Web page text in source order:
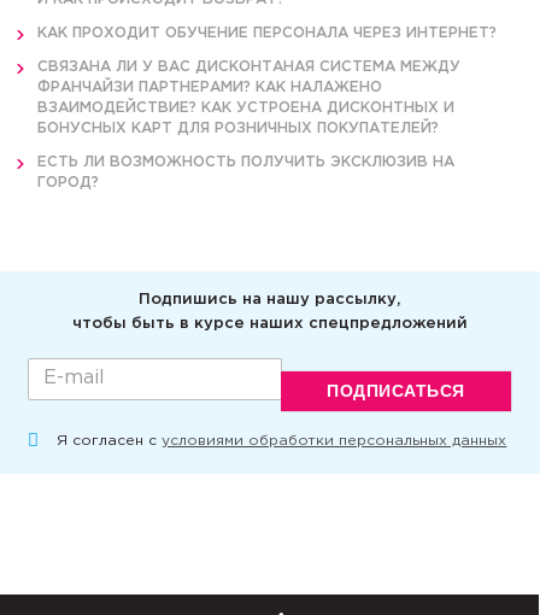
КАК ПРОХОДИТ ОБУЧЕНИЕ ПЕРСОНАЛА ЧЕРЕЗ ИНТЕРНЕТ?
СВЯЗАНА ЛИ У ВАС ДИСКОНТАНАЯ СИСТЕМА МЕЖДУ
ФРАНЧАЙЗИ ПАРТНЕРАМИ? КАК НАЛАЖЕНО
ВЗАИМОДЕЙСТВИЕ? КАК УСТРОЕНА ДИСКОНТНЫХ И
БОНУСНЫХ КАРТ ДЛЯ РОЗНИЧНЫХ ПОКУПАТЕЛЕЙ?
ЕСТЬ ЛИ ВОЗМОЖНОСТЬ ПОЛУЧИТЬ ЭКСКЛЮЗИВ НА
ГОРОД?
Подпишись на нашу рассылку,
чтобы быть в курсе наших спецпредложений
ПОДПИСАТЬСЯ
Я согласен сусловиями обработки персональных данных